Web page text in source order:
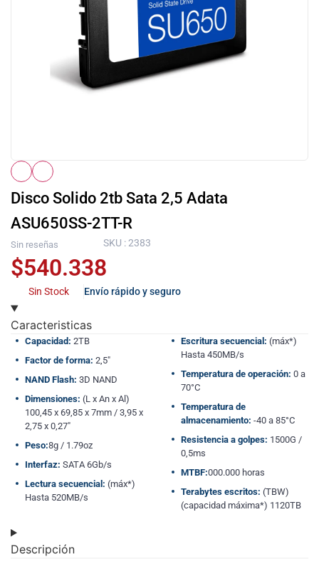
Disco Solido 2tb Sata 2,5 Adata
ASU650SS-2TT-R
Sin reseñas SKU : 2383
$540.338
Sin Stock Envío rápido y seguro
Caracteristicas
Capacidad: 2TB
Factor de forma: 2,5″
NAND Flash: 3D NAND
Dimensiones: (L x An x Al)
100,45 x 69,85 x 7mm / 3,95 x
2,75 x 0,27″
Peso:8g / 1.79oz
Interfaz: SATA 6Gb/s
Lectura secuencial: (máx*)
Hasta 520MB/s
Escritura secuencial: (máx*)
Hasta 450MB/s
Temperatura de operación: 0 a
70°C
Temperatura de
almacenamiento: -40 a 85°C
Resistencia a golpes: 1500G /
0,5ms
MTBF:000.000 horas
Terabytes escritos: (TBW)
(capacidad máxima*) 1120TB
Descripción